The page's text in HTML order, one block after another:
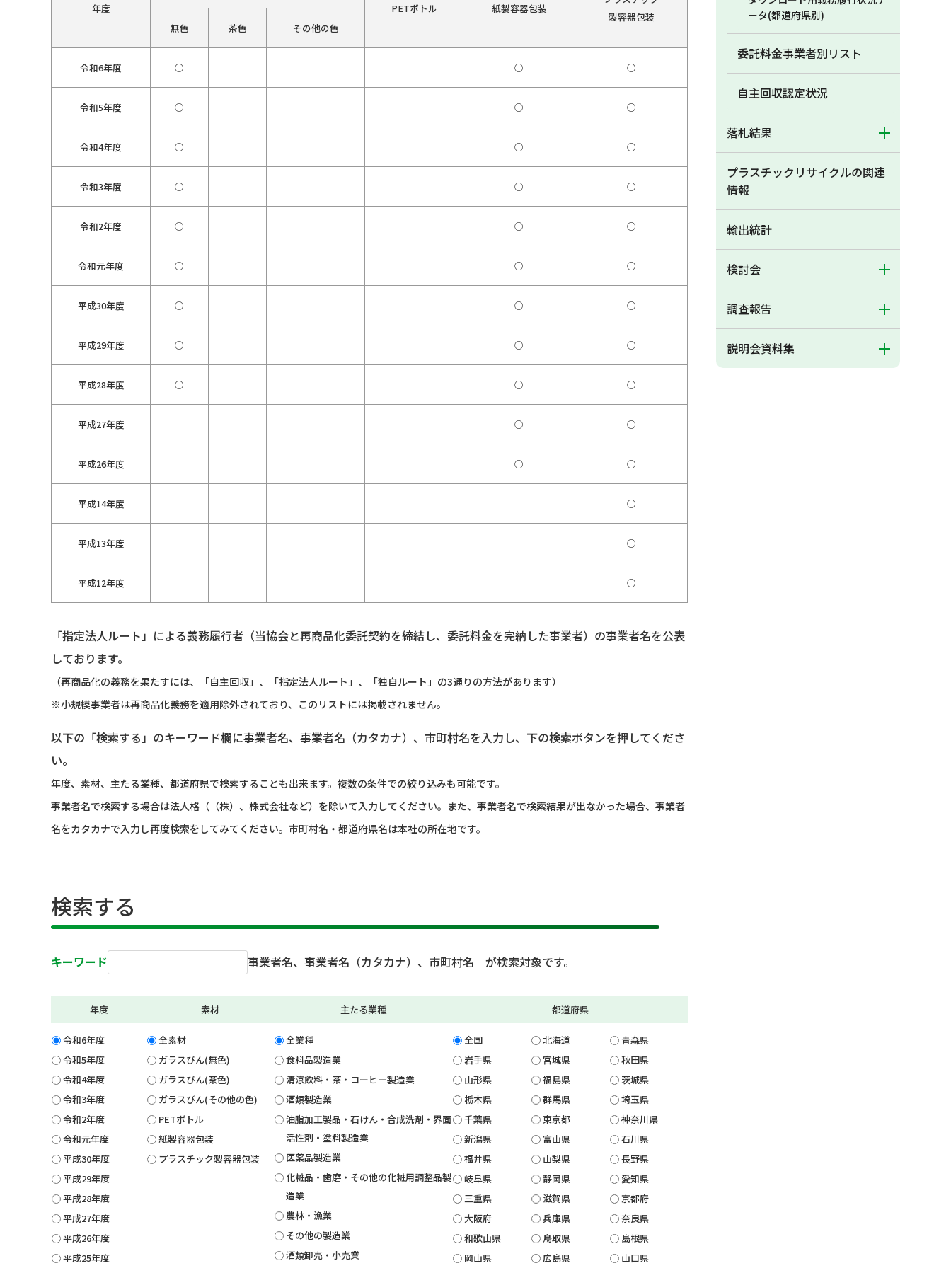
年度
PETボトル
紙製容器包装
製容器包装
無色
茶色 その他の色
令和6年度 ○ ○ ○
令和5年度 ○ ○ ○
令和4年度 ○ ○ ○
令和3年度 ○ ○ ○
令和2年度 ○ ○ ○
令和元年度 ○ ○ ○
平成30年度 ○ ○ ○
平成29年度 ○ ○ ○
平成28年度 ○ ○ ○
平成27年度 ○ ○
平成26年度 ○ ○
平成14年度 ○
平成13年度 ○
平成12年度 ○
「指定法人ルート」による義務履行者（当協会と再商品化委託契約を締結し、委託料金を完納した事業者）の事業者名を公表
しております。
（再商品化の義務を果たすには、「自主回収」、「指定法人ルート」、「独自ルート」の3通りの方法があります）
※小規模事業者は再商品化義務を適用除外されており、このリストには掲載されません。
以下の「検索する」のキーワード欄に事業者名、事業者名（カタカナ）、市町村名を入力し、下の検索ボタンを押してくださ
い。
年度、素材、主たる業種、都道府県で検索することも出来ます。複数の条件での絞り込みも可能です。
事業者名で検索する場合は法人格（（株）、株式会社など）を除いて入力してください。また、事業者名で検索結果が出なかった場合、事業者
名をカタカナで入力し再度検索をしてみてください。市町村名・都道府県名は本社の所在地です。
検索する
キーワード 事業者名、事業者名（カタカナ）、市町村名 が検索対象です。
年度
令和6年度
令和5年度
令和4年度
令和3年度
令和2年度
令和元年度
平成30年度
平成29年度
平成28年度
平成27年度
平成26年度
平成25年度
素材
全素材
ガラスびん(無色)
ガラスびん(茶色)
ガラスびん(その他の色)
PETボトル
紙製容器包装
プラスチック製容器包装
主たる業種
全業種
食料品製造業
清涼飲料・茶・コーヒー製造業
酒類製造業
油脂加工製品・石けん・合成洗剤・界面
活性剤・塗料製造業
医薬品製造業
化粧品・歯磨・その他の化粧用調整品製
造業
農林・漁業
その他の製造業
酒類卸売・小売業
都道府県
全国 北海道
青森県
岩手県
宮城県
秋田県
山形県
福島県
茨城県
栃木県
群馬県
埼玉県
千葉県
東京都
神奈川県
新潟県
富山県
石川県
福井県
山梨県
長野県
岐阜県
静岡県
愛知県
三重県
滋賀県
京都府
大阪府
兵庫県
奈良県
和歌山県
鳥取県
島根県
岡山県
広島県
山口県
ータ(都道府県別)
委託料金事業者別リスト
自主回収認定状況
落札結果
プラスチックリサイクルの関連
情報
輸出統計
検討会
調査報告
説明会資料集